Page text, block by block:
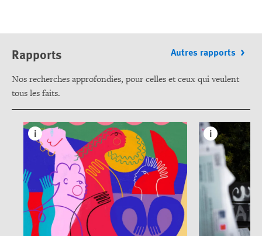
Rapports Autres rapports
Nos recherches approfondies, pour celles et ceux qui veulent
tous les faits.